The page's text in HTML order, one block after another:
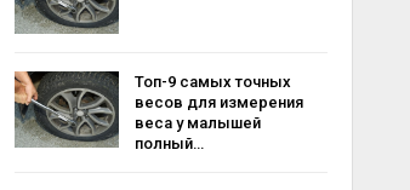
Топ-9 самых точных
весов для измерения
веса у малышей
полный…